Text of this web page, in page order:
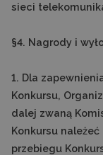
sieci
§4. Nagrody i
1. Dla
Konkursu,
dalej zwaną
Konkursu
przebiegu